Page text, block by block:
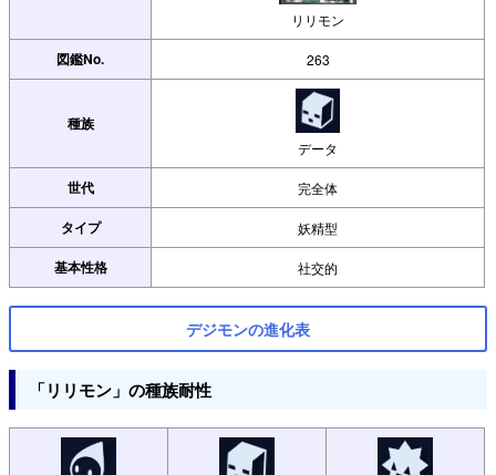
リリモン
図鑑No. 263
種族
データ
世代 完全体
タイプ 妖精型
基本性格 社交的
デジモンの進化表
「リリモン」の種族耐性